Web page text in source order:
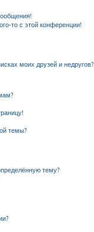
то с этой конференции!
моих друзей и недругов?
темы?
тему?